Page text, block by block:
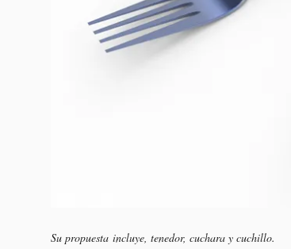
Su propuesta incluye, tenedor, cuchara y cuchillo.